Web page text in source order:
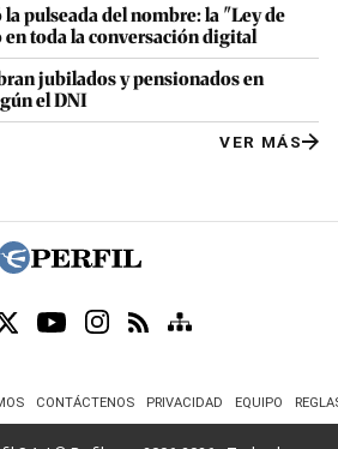
pulseada del nombre: la "Ley de
toda la conversación digital
jubilados y pensionados en
el DNI
VER MÁS
CONTÁCTENOS PRIVACIDAD EQUIPO